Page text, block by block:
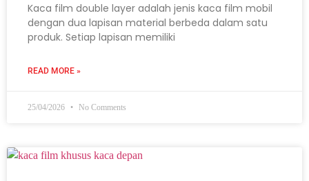
Kaca film double layer adalah jenis kaca film mobil
dengan dua lapisan material berbeda dalam satu
produk. Setiap lapisan memiliki
READ MORE »
25/04/2026 No Comments